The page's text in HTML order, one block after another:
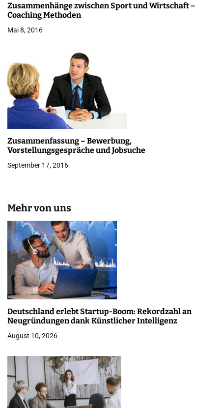
Zusammenhänge zwischen Sport und Wirtschaft –
Coaching Methoden
Mai 8, 2016
Zusammenfassung – Bewerbung,
Vorstellungsgespräche und Jobsuche
September 17, 2016
Mehr von uns
Deutschland erlebt Startup-Boom: Rekordzahl an
Neugründungen dank Künstlicher Intelligenz
August 10, 2026